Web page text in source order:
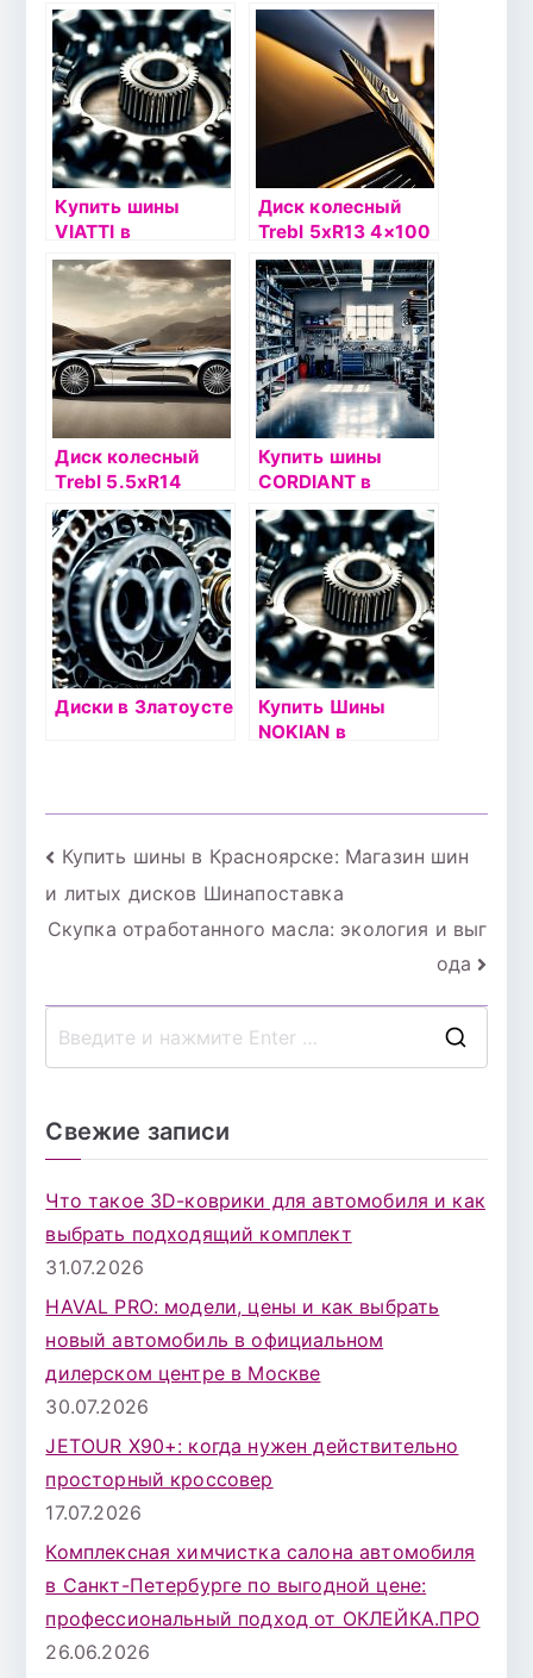
4х100 ЕТ43
DIA60.1
серебристый
36/60,1 AR051
серебристый
Купить шины
VIATTI в
Златоусте
Диск колесный
Trebl 5xR13 4×100
ET46 DIA54.1
серебристый
Диск колесный
Trebl 5.5хR14
4х100 ЕТ35
DIA57.1
серебристый
Купить шины
CORDIANT в
Златоусте
Диски в Златоусте
Купить Шины
NOKIAN в
Навигация
по
Купить шины в Красноярске: Магазин шин
и литых дисков Шинапоставка
Скупка отработанного масла: экология и выг
ода
Свежие записи
Что такое 3D-коврики для автомобиля и как
выбрать подходящий комплект
31.07.2026
HAVAL PRO: модели, цены и как выбрать
новый автомобиль в официальном
дилерском центре в Москве
30.07.2026
JETOUR X90+: когда нужен действительно
просторный кроссовер
17.07.2026
Комплексная химчистка салона автомобиля
в Санкт-Петербурге по выгодной цене:
профессиональный подход от ОКЛЕЙКА.ПРО
26.06.2026